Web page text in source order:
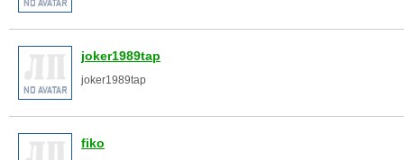
joker1989tap
joker1989tap
fiko